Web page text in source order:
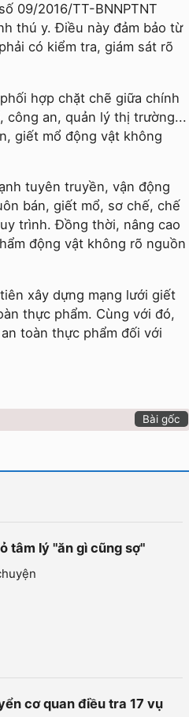
09/2016/TT-BNNPTNT
thú y. Điều này đảm bảo từ
có kiểm tra, giám sát rõ
hợp chặt chẽ giữa chính
công an, quản lý thị trường...
giết mổ động vật không
tuyên truyền, vận động
bán, giết mổ, sơ chế, chế
trình. Đồng thời, nâng cao
động vật không rõ nguồn
xây dựng mạng lưới giết
thực phẩm. Cùng với đó,
toàn thực phẩm đối với
Bài gốc
tâm lý "ăn gì cũng sợ"
cơ quan điều tra 17 vụ